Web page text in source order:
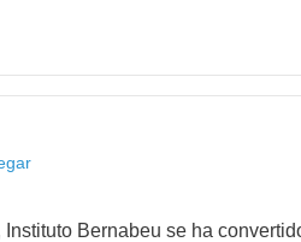
Bernabeu se ha